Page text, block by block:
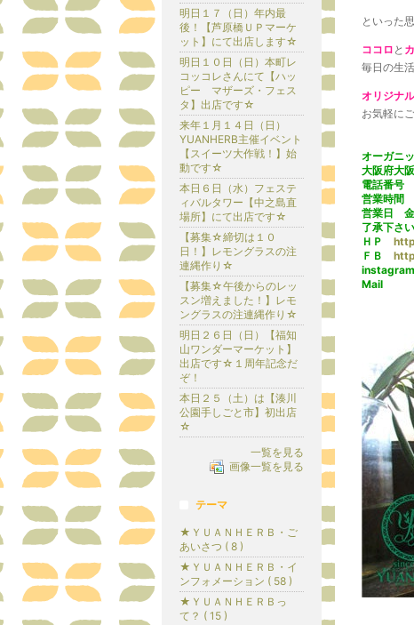
といった
ココロ と
毎日の生
オリジナ
お気軽に
オーガニ
大阪府大
電話番号
営業時間
営業日 金
了承下さ
ＨＰ
ＦＢ
Mail
明日１７（日）年内最
後！【芦原橋ＵＰマーケ
ット】にて出店します☆
明日１０日（日）本町レ
コッコレさんにて【ハッ
ピー マザーズ・フェス
タ】出店です☆
来年１月１４日（日）
YUANHERB主催イベント
【スイーツ大作戦！】始
動です☆
本日６日（水）フェステ
ィバルタワー【中之島直
場所】にて出店です☆
【募集☆締切は１０
日！】レモングラスの注
連縄作り☆
【募集☆午後からのレッ
スン増えました！】レモ
ングラスの注連縄作り☆
明日２６日（日）【福知
山ワンダーマーケット】
出店です☆１周年記念だ
ぞ！
本日２５（土）は【湊川
公園手しごと市】初出店
☆
一覧を見る
画像一覧を見る
テーマ
★ＹＵＡＮＨＥＲＢ・ご
あいさつ ( 8 )
★ＹＵＡＮＨＥＲＢ・イ
ンフォメーション ( 58 )
★ＹＵＡＮＨＥＲＢっ
て？ ( 15 )